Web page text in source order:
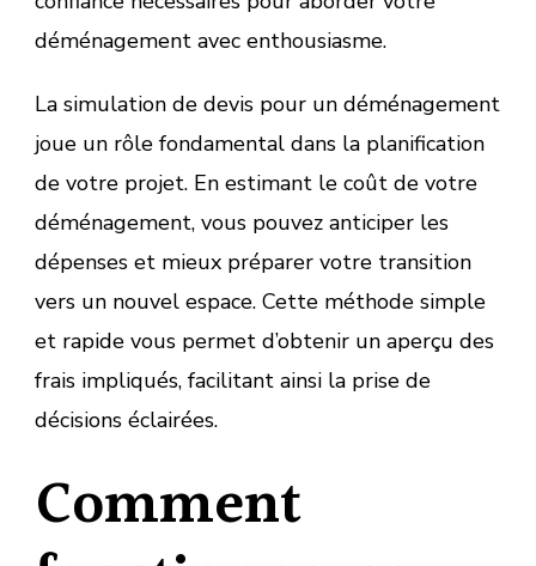
déménagement avec enthousiasme.
La simulation de devis pour un déménagement
joue un rôle fondamental dans la planification
de votre projet. En estimant le coût de votre
déménagement, vous pouvez anticiper les
dépenses et mieux préparer votre transition
vers un nouvel espace. Cette méthode simple
et rapide vous permet d’obtenir un aperçu des
frais impliqués, facilitant ainsi la prise de
décisions éclairées.
Comment